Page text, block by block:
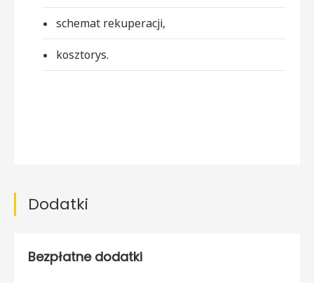
schemat rekuperacji,
kosztorys.
Dodatki
Bezpłatne dodatki